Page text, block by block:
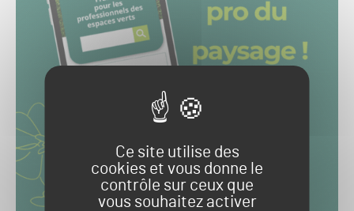
Ce site utilise des
cookies et vous donne le
contrôle sur ceux que
vous souhaitez activer